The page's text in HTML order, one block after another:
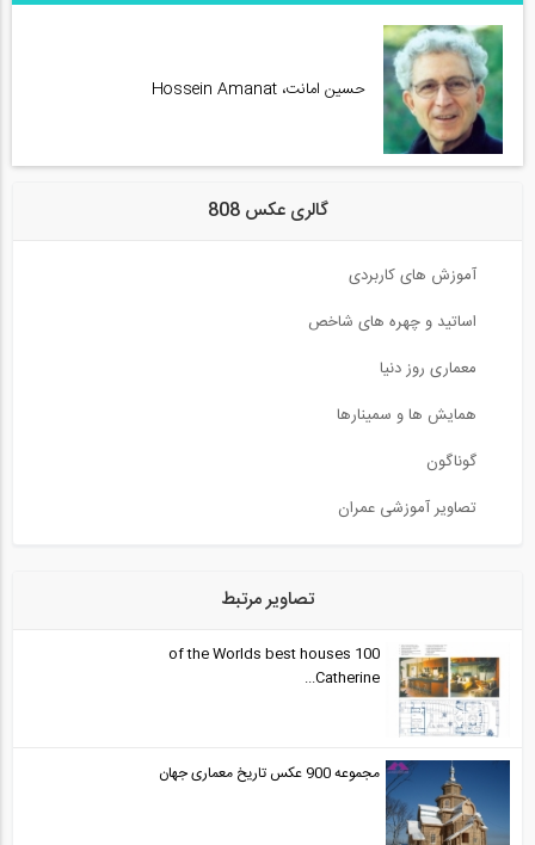
حسین امانت، Hossein Amanat
گالری عکس 808
آموزش های کاربردی
اساتید و چهره های شاخص
معماری روز دنیا
همایش ها و سمینارها
گوناگون
تصاویر آموزشی عمران
تصاویر مرتبط
100 of the Worlds best houses
Catherine...
مجموعه 900 عکس تاریخ معماری جهان